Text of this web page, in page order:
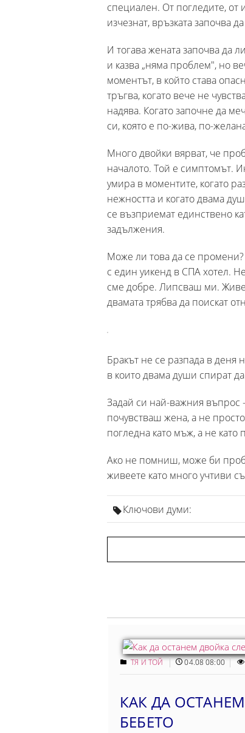
специален. От погледите, от
изчезнат, връзката започва
И тогава жената започва да
и казва „няма проблем", но
моментът, в който става
тръгва, когато вече не
надява. Когато започне да
си, която е по-жива, по-
Много двойки вярват, че
началото. Той е симптомът.
умира в моментите, когато
нежността и когато двама
се възприемат единствено
задължения.
Може ли това да се
с един уикенд в СПА хотел.
сме добре. Липсваш ми.
двамата трябва да поискат
Бракът не се разпада в деня
в които двама души спират
Задай си най-важния въпрос
почувстваш жена, а не
погледна като мъж, а не като
Ако не помниш, може би
живеете като много учтиви
Ключови думи:
ТЯ И ТОЙ 04.08 08:00
КАК ДА
БЕБЕТО